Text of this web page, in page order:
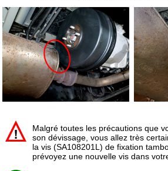
Malgré toutes les précautions que
son dévissage, vous allez très
la vis (SA108201L) de fixation
prévoyez une nouvelle vis dans